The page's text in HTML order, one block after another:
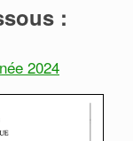
:
2024